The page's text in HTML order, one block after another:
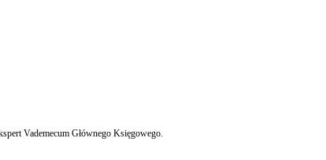
musi spełnić określone ustawą warunki - wyjaśnia ekspert Vademecum Głównego Księgowego.